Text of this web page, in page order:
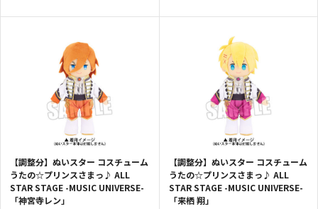
【調整分】ぬいスター コスチューム
うたの☆プリンスさまっ♪ ALL
STAR STAGE -MUSIC UNIVERSE-
「神宮寺レン」
【調整分】ぬいスター コスチューム
うたの☆プリンスさまっ♪ ALL
STAR STAGE -MUSIC UNIVERSE-
「来栖 翔」